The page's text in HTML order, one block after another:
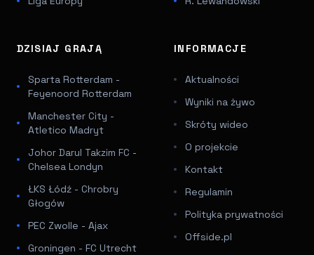
DZISIAJ GRAJĄ
Sparta Rotterdam -
Feyenoord Rotterdam
Manchester City -
Atletico Madryt
Johor Darul Takzim FC -
Chelsea Londyn
ŁKS Łódź - Chrobry
Głogów
PEC Zwolle - Ajax
Groningen - FC Utrecht
INFORMACJE
Aktualności
Wyniki na żywo
Skróty wideo
O projekcie
Kontakt
Regulamin
Polityka prywatności
Offside.pl